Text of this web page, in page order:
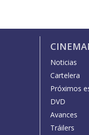
Noticias
Cartelera
Próximos
DVD
Avances
Tráilers